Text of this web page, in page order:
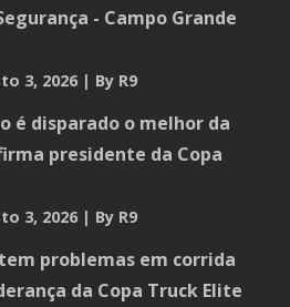
- Campo Grande
3, 2026 By R9
é disparado o melhor da
presidente da Copa
3, 2026 By R9
problemas em corrida
da Copa Truck Elite